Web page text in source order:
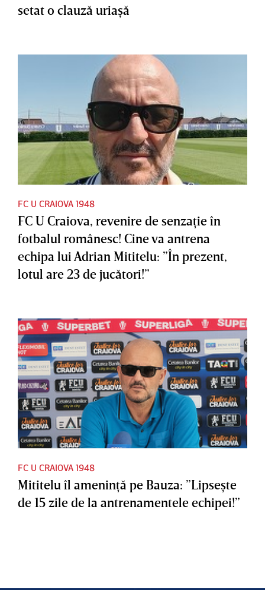
setat o clauză uriaşă
FC U CRAIOVA 1948
FC U Craiova, revenire de senzaţie în
fotbalul românesc! Cine va antrena
echipa lui Adrian Mititelu: ”În prezent,
lotul are 23 de jucători!”
FC U CRAIOVA 1948
Mititelu îl ameninţă pe Bauza: ”Lipseşte
de 15 zile de la antrenamentele echipei!”